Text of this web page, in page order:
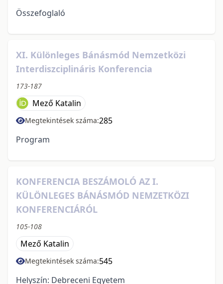
Összefoglaló
XI. Különleges Bánásmód Nemzetközi
Interdiszciplináris Konferencia
173-187
Mező Katalin
Megtekintések száma:285
Program
KONFERENCIA BESZÁMOLÓ AZ I.
KÜLÖNLEGES BÁNÁSMÓD NEMZETKÖZI
KONFERENCIÁRÓL
105-108
Mező Katalin
Megtekintések száma:545
Helyszín: Debreceni Egyetem